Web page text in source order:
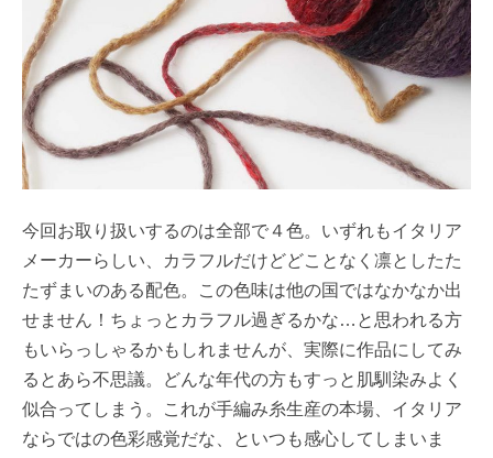
今回お取り扱いするのは全部で４色。いずれもイタリア
メーカーらしい、カラフルだけどどことなく凛としたた
たずまいのある配色。この色味は他の国ではなかなか出
せません！ちょっとカラフル過ぎるかな…と思われる方
もいらっしゃるかもしれませんが、実際に作品にしてみ
るとあら不思議。どんな年代の方もすっと肌馴染みよく
似合ってしまう。これが手編み糸生産の本場、イタリア
ならではの色彩感覚だな、といつも感心してしまいま